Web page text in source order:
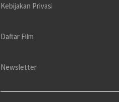
Kebijakan Privasi
Daftar Film
Newsletter